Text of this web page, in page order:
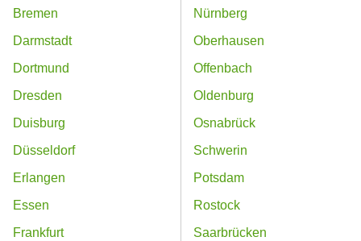
Bremen
Darmstadt
Dortmund
Dresden
Duisburg
Düsseldorf
Erlangen
Essen
Frankfurt
Nürnberg
Oberhausen
Offenbach
Oldenburg
Osnabrück
Schwerin
Potsdam
Rostock
Saarbrücken